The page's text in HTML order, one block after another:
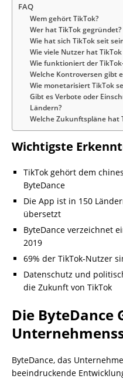
FAQ
Wem gehört TikTok?
Wer hat TikTok gegründet?
Wie hat sich TikTok seit
Wie viele Nutzer hat
Wie funktioniert der
Welche Kontroversen gibt
Wie monetarisiert TikTok
Gibt es Verbote oder
Ländern?
Welche Zukunftspläne hat
Wichtigste
TikTok gehört dem
ByteDance
Die App ist in 150
übersetzt
ByteDance verzeichnet
2019
69% der TikTok-Nutzer
Datenschutz und
die Zukunft von TikTok
Die ByteDance
ByteDance, das
beeindruckende